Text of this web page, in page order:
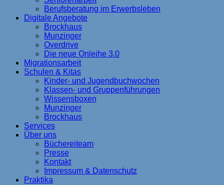
Berufsberatung im Erwerbsleben
Digitale Angebote
Brockhaus
Munzinger
Overdrive
Die neue Onleihe 3.0
Migrationsarbeit
Schulen & Kitas
Kinder- und Jugendbuchwochen
Klassen- und Gruppenführungen
Wissensboxen
Munzinger
Brockhaus
Services
Über uns
Büchereiteam
Presse
Kontakt
Impressum & Datenschutz
Praktika